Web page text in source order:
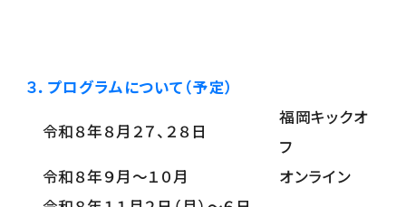
３．プログラムについて（予定）
令和８年８月２７、２８日
福岡キックオ
フ
令和８年９月～１０月
オンライン